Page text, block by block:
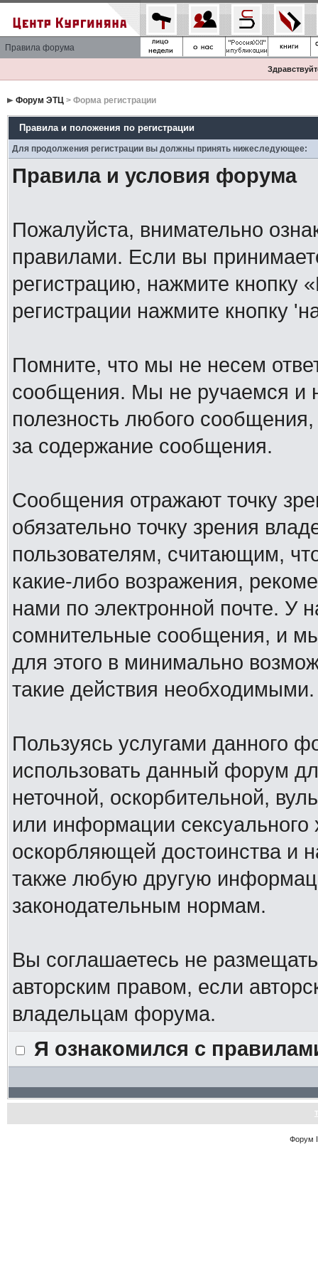
Правила форума
Форум ЭТЦ> Форма регистрации
Правила и положения по регистрации
Для продолжения регистрации вы должны принять нижеследующее:
Правила и условия форума
Пожалуйста, внимательно
правилами. Если вы
регистрацию, нажмите кнопку
регистрации нажмите кнопку
Помните, что мы не несем
сообщения. Мы не ручаемся и
полезность любого
за содержание сообщения.
Сообщения отражают точку
обязательно точку зрения
пользователям, считающим,
какие-либо возражения,
нами по электронной почте. У
сомнительные сообщения, и
для этого в минимально
такие действия необходимыми.
Пользуясь услугами данного
использовать данный форум
неточной, оскорбительной,
или информации
оскорбляющей достоинства и
также любую другую
законодательным нормам.
Вы соглашаетесь не
авторским правом, если
владельцам форума.
Я ознакомился с
Форум